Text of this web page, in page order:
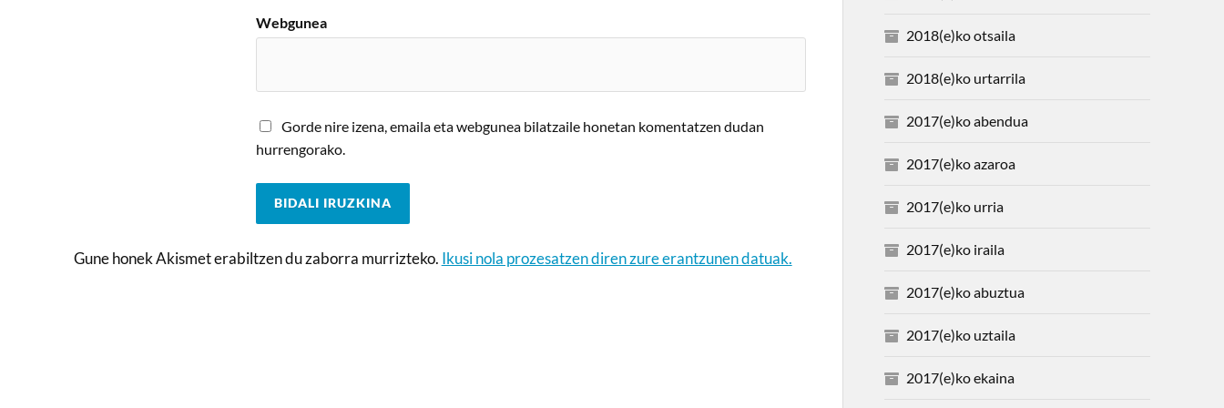
Webgunea
Gorde nire izena, emaila eta webgunea bilatzaile honetan komentatzen dudan
hurrengorako.
Gune honek Akismet erabiltzen du zaborra murrizteko. Ikusi nola prozesatzen diren zure erantzunen datuak.
2018(e)ko otsaila
2018(e)ko urtarrila
2017(e)ko abendua
2017(e)ko azaroa
2017(e)ko urria
2017(e)ko iraila
2017(e)ko abuztua
2017(e)ko uztaila
2017(e)ko ekaina